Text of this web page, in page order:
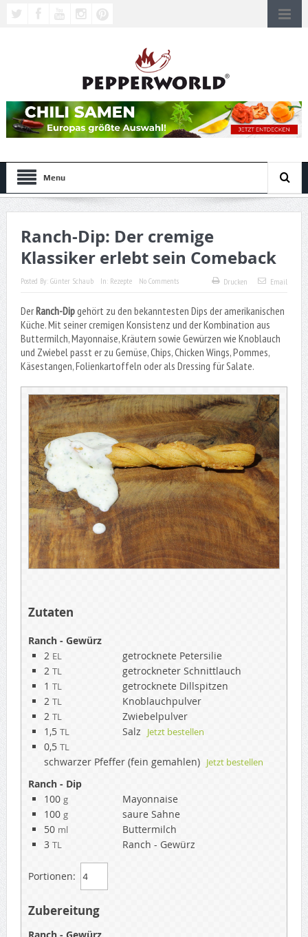
Menu
Ranch-Dip: Der cremige
Klassiker erlebt sein Comeback
Posted By: Günter Schaub In: Rezepte No Comments Drucken Email
DerRanch-Dipgehört zu den bekanntesten Dips der amerikanischen
Küche. Mit seiner cremigen Konsistenz und der Kombination aus
Buttermilch, Mayonnaise, Kräutern sowie Gewürzen wie Knoblauch
und Zwiebel passt er zu Gemüse, Chips, Chicken Wings, Pommes,
Käsestangen, Folienkartoffeln oder als Dressing für Salate.
Zutaten
Ranch - Gewürz
2 EL
getrocknete Petersilie
2 TL
getrockneter Schnittlauch
1 TL
getrocknete Dillspitzen
2 TL
Knoblauchpulver
2 TL
Zwiebelpulver
1,5 TL Salz Jetzt bestellen
0,5 TL
schwarzer Pfeffer (fein gemahlen) Jetzt bestellen
Ranch - Dip
100 g
Mayonnaise
100 g
saure Sahne
50 ml
Buttermilch
3 TL Ranch - Gewürz
Portionen:
Zubereitung